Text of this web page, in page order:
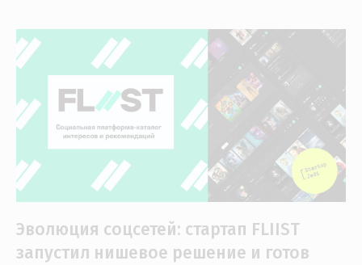
Эволюция соцсетей: стартап FLIIST
запустил нишевое решение и готов